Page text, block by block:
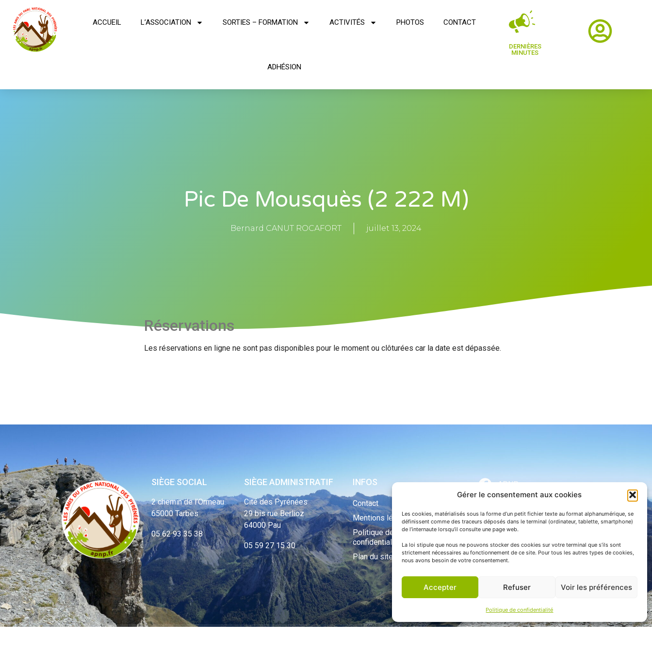
Gérer le consentement aux cookies
Les cookies, matérialisés sous la forme d’un petit fichier texte au format alphanumérique, se
définissent comme des traceurs déposés dans le terminal (ordinateur, tablette, smartphone)
de l’internaute lorsqu’il consulte une page web.
La loi stipule que nous ne pouvons stocker des cookies sur votre terminal que s’ils sont
strictement nécessaires au fonctionnement de ce site. Pour tous les autres types de cookies,
nous avons besoin de votre consentement.
Accepter Refuser Voir les préférences
Politique de confidentialité
ACCUEIL L’ASSOCIATION SORTIES – FORMATION ACTIVITÉS PHOTOS CONTACT
ADHÉSION
DERNIÈRES
MINUTES
Pic De Mousquès (2 222 M)
Bernard CANUT ROCAFORT juillet 13, 2024
Réservations
Les réservations en ligne ne sont pas disponibles pour le moment ou clôturées car la date est dépassée.
SIÈGE SOCIAL
2 chemin de l’Ormeau
65000 Tarbes
05 62 93 35 38
SIÈGE ADMINISTRATIF
Cité des Pyrénées
29 bis rue Berlioz
64000 Pau
05 59 27 15 30
INFOS
Contact
Mentions légales
Politique de
confidentialité
Plan du site
APNP
Parc national des Pyrénées